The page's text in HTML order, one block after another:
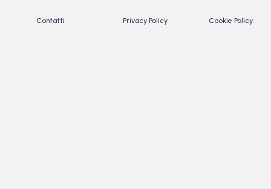
Contatti Privacy Policy Cookie Policy